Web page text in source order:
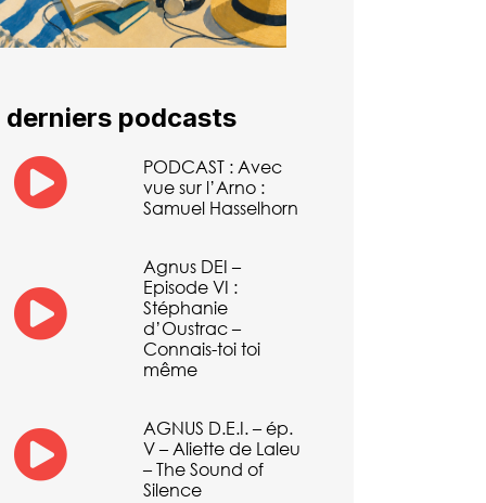
derniers podcasts
PODCAST : Avec
vue sur l’Arno :
Samuel Hasselhorn
Agnus DEI –
Episode VI :
Stéphanie
d’Oustrac –
Connais-toi toi
même
AGNUS D.E.I. – ép.
V – Aliette de Laleu
– The Sound of
Silence